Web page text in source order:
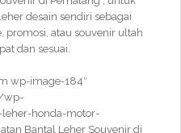
desain sendiri sebagai
promosi, atau souvenir ultah
dan sesuai.
wp-image-184″
wp-
honda-motor-
Bantal Leher Souvenir di